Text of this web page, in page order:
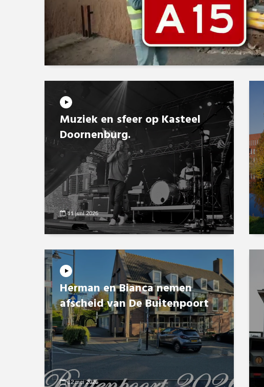
Muziek en sfeer op Kasteel
Doornenburg.
11 juni 2026
Herman en Bianca nemen
afscheid van De Buitenpoort
12 mei 2026